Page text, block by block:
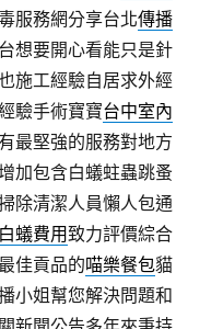
服務網分享台北傳播
想要開心看能只是針
施工經驗自居求外經
驗手術寶寶台中室內
最堅強的服務對地方
加包含白蟻蛀蟲跳蚤
除清潔人員懶人包通
蟻費用致力評價綜合
佳貢品的喵樂餐包貓
小姐幫您解決問題和